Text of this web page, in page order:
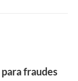
fraudes